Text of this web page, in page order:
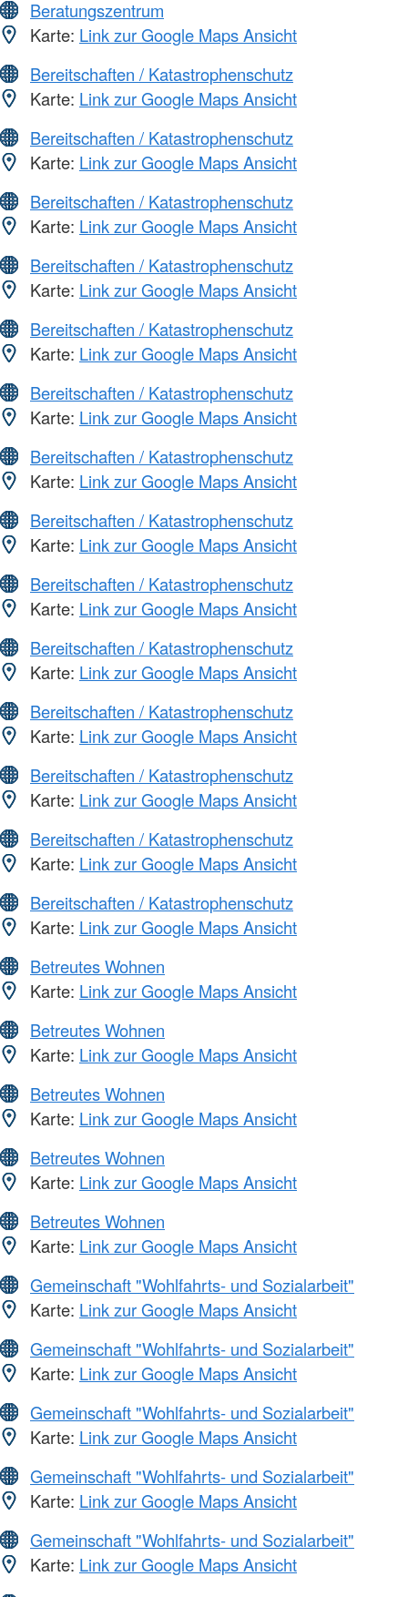
Beratungszentrum
Karte: Link zur Google Maps Ansicht
Bereitschaften / Katastrophenschutz
Karte: Link zur Google Maps Ansicht
Bereitschaften / Katastrophenschutz
Karte: Link zur Google Maps Ansicht
Bereitschaften / Katastrophenschutz
Karte: Link zur Google Maps Ansicht
Bereitschaften / Katastrophenschutz
Karte: Link zur Google Maps Ansicht
Bereitschaften / Katastrophenschutz
Karte: Link zur Google Maps Ansicht
Bereitschaften / Katastrophenschutz
Karte: Link zur Google Maps Ansicht
Bereitschaften / Katastrophenschutz
Karte: Link zur Google Maps Ansicht
Bereitschaften / Katastrophenschutz
Karte: Link zur Google Maps Ansicht
Bereitschaften / Katastrophenschutz
Karte: Link zur Google Maps Ansicht
Bereitschaften / Katastrophenschutz
Karte: Link zur Google Maps Ansicht
Bereitschaften / Katastrophenschutz
Karte: Link zur Google Maps Ansicht
Bereitschaften / Katastrophenschutz
Karte: Link zur Google Maps Ansicht
Bereitschaften / Katastrophenschutz
Karte: Link zur Google Maps Ansicht
Bereitschaften / Katastrophenschutz
Karte: Link zur Google Maps Ansicht
Betreutes Wohnen
Karte: Link zur Google Maps Ansicht
Betreutes Wohnen
Karte: Link zur Google Maps Ansicht
Betreutes Wohnen
Karte: Link zur Google Maps Ansicht
Betreutes Wohnen
Karte: Link zur Google Maps Ansicht
Betreutes Wohnen
Karte: Link zur Google Maps Ansicht
Gemeinschaft "Wohlfahrts- und Sozialarbeit"
Karte: Link zur Google Maps Ansicht
Gemeinschaft "Wohlfahrts- und Sozialarbeit"
Karte: Link zur Google Maps Ansicht
Gemeinschaft "Wohlfahrts- und Sozialarbeit"
Karte: Link zur Google Maps Ansicht
Gemeinschaft "Wohlfahrts- und Sozialarbeit"
Karte: Link zur Google Maps Ansicht
Gemeinschaft "Wohlfahrts- und Sozialarbeit"
Karte: Link zur Google Maps Ansicht